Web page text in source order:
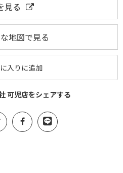
見る
地図で見る
入りに追加
可児店をシェアする